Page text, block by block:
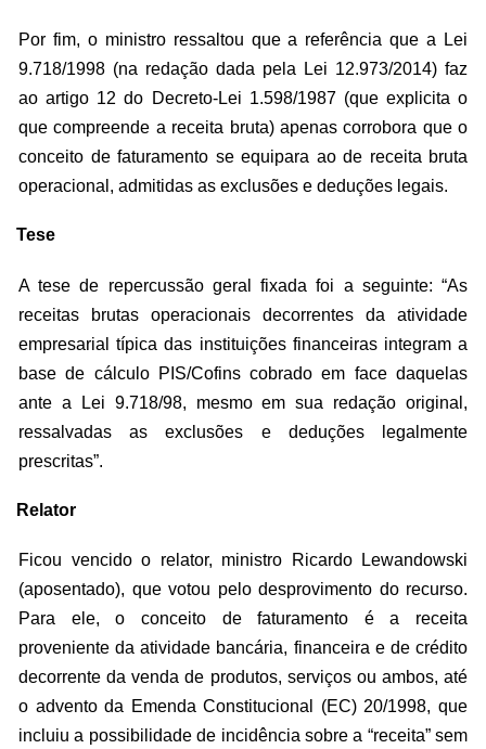
Por fim, o ministro ressaltou que a referência que a Lei
9.718/1998 (na redação dada pela Lei 12.973/2014) faz
ao artigo 12 do Decreto-Lei 1.598/1987 (que explicita o
que compreende a receita bruta) apenas corrobora que o
conceito de faturamento se equipara ao de receita bruta
operacional, admitidas as exclusões e deduções legais.
Tese
A tese de repercussão geral fixada foi a seguinte: “As
receitas brutas operacionais decorrentes da atividade
empresarial típica das instituições financeiras integram a
base de cálculo PIS/Cofins cobrado em face daquelas
ante a Lei 9.718/98, mesmo em sua redação original,
ressalvadas as exclusões e deduções legalmente
prescritas”.
Relator
Ficou vencido o relator, ministro Ricardo Lewandowski
(aposentado), que votou pelo desprovimento do recurso.
Para ele, o conceito de faturamento é a receita
proveniente da atividade bancária, financeira e de crédito
decorrente da venda de produtos, serviços ou ambos, até
o advento da Emenda Constitucional (EC) 20/1998, que
incluiu a possibilidade de incidência sobre a “receita” sem